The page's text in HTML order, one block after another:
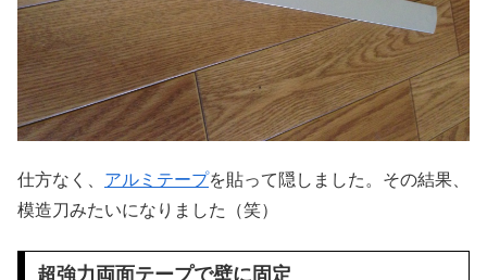
仕方なく、 アルミテープを貼って隠しました。その結果、
模造刀みたいになりました（笑）
超強力両面テープで壁に固定